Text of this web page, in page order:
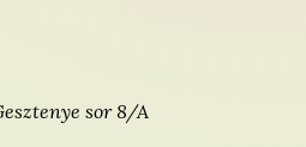
sor 8/A